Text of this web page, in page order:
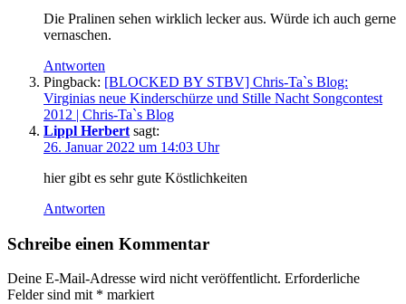
Die Pralinen sehen wirklich lecker aus. Würde ich auch gerne
vernaschen.
Antworten
Pingback: [BLOCKED BY STBV] Chris-Ta`s Blog:
Virginias neue Kinderschürze und Stille Nacht Songcontest
2012 | Chris-Ta`s Blog
Lippl Herbert sagt:
26. Januar 2022 um 14:03 Uhr
hier gibt es sehr gute Köstlichkeiten
Antworten
Schreibe einen Kommentar
Deine E-Mail-Adresse wird nicht veröffentlicht. Erforderliche
Felder sind mit * markiert